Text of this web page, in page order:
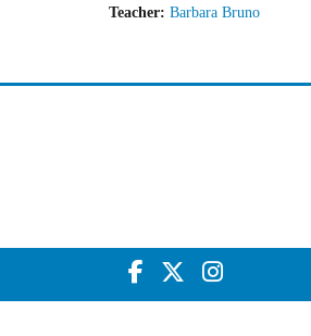
Teacher: Barbara Bruno